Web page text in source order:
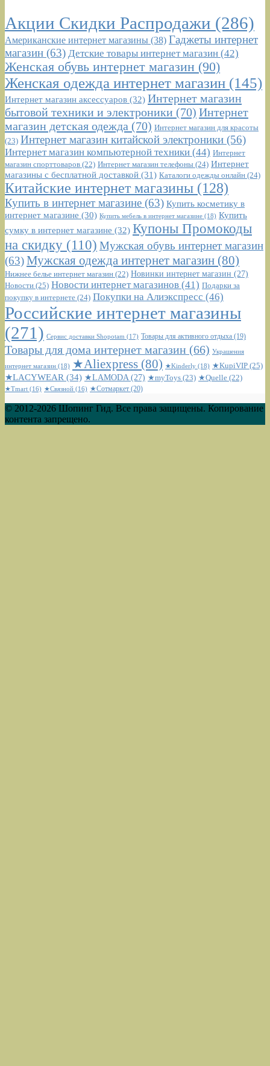
Акции Скидки Распродажи (286)
Американские интернет магазины (38) Гаджеты интернет
магазин (63) Детские товары интернет магазин (42)
Женская обувь интернет магазин (90)
Женская одежда интернет магазин (145)
Интернет магазин аксессуаров (32) Интернет магазин
бытовой техники и электроники (70) Интернет
магазин детская одежда (70) Интернет магазин для красоты
(23) Интернет магазин китайской электроники (56)
Интернет магазин компьютерной техники (44) Интернет
магазин спорттоваров (22) Интернет магазин телефоны (24) Интернет
магазины с бесплатной доставкой (31) Каталоги одежды онлайн (24)
Китайские интернет магазины (128)
Купить в интернет магазине (63) Купить косметику в
интернет магазине (30) Купить мебель в интернет магазине (18) Купить
сумку в интернет магазине (32) Купоны Промокоды
на скидку (110) Мужская обувь интернет магазин
(63)Мужская одежда интернет магазин (80)
Нижнее белье интернет магазин (22) Новинки интернет магазин (27)
Новости (25) Новости интернет магазинов (41) Подарки за
покупку в интернете (24) Покупки на Алиэкспресс (46)
Российские интернет магазины
(271) Сервис доставки Shopotam (17) Товары для активного отдыха (19)
Товары для дома интернет магазин (66) Украшения
интернет магазин (18) ★Aliexpress (80) ★Kinderly (18) ★KupiVIP (25)
★LACYWEAR (34) ★LAMODA(27) ★myToys (23) ★Quelle (22)
★Tmart (16) ★Связной (16) ★Сотмаркет (20)
© 2012-2026 Шопинг Гид. Все права защищены. Копирование
контента запрещено.